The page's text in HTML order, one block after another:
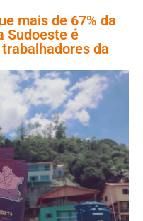
mais de 67% da
Sudoeste é
da